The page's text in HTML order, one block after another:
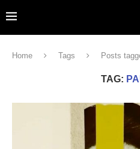
Home Tags Posts
TAG: